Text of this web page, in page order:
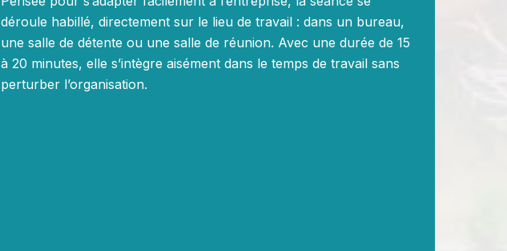
déroule habillé, directement sur le lieu de travail : dans un bureau,
une salle de détente ou une salle de réunion. Avec une durée de 15
à 20 minutes, elle s’intègre aisément dans le temps de travail sans
perturber l’organisation.